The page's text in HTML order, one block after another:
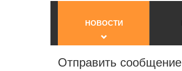
НОВОСТИ
Отправить сообщение